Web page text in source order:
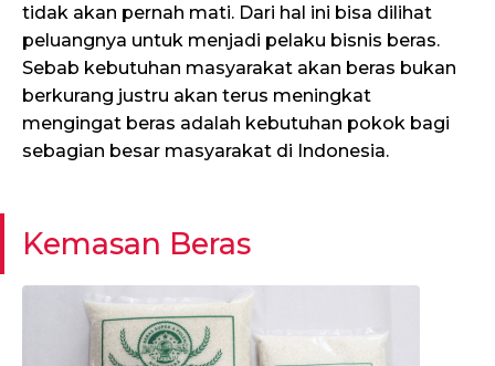
tidak akan pernah mati. Dari hal ini bisa dilihat
peluangnya untuk menjadi pelaku bisnis beras.
Sebab kebutuhan masyarakat akan beras bukan
berkurang justru akan terus meningkat
mengingat beras adalah kebutuhan pokok bagi
sebagian besar masyarakat di Indonesia.
Kemasan Beras